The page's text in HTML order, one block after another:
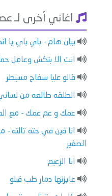
اغاني أخرى لـ
بيان هام - باي باي يا
انت الا بتكش وعامل
قالو عليا سفاح مسيطر
الطلقه طالعه من
عمك و عم عمك - مع
انا فين في حته
الصغير
انا الزعيم
عايزنها دمار طب قبلو